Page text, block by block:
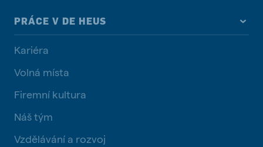
PRÁCE V DE HEUS
Kariéra
Volná místa
Firemní kultura
Náš tým
Vzdělávání a rozvoj